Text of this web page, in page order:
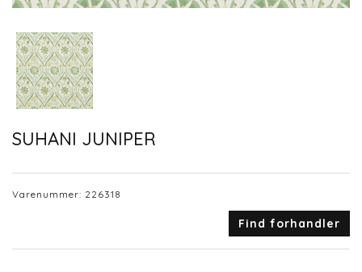
SUHANI JUNIPER
Varenummer: 226318
Find forhandler